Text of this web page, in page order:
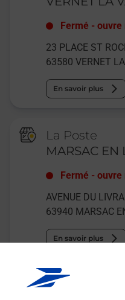
Fermé -ouvre
23 PLACE ST
63580 VERNET
En savoir plus
La Poste
MARSAC EN
Fermé -ouvre
AVENUE DU
63940 MARSAC
En savoir plus
Malin !